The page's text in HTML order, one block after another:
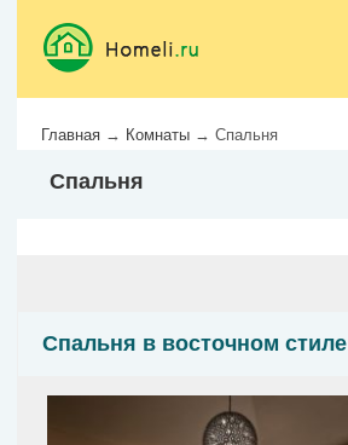
Главная → Комнаты → Спальня
Спальня
Спальня в восточном стиле